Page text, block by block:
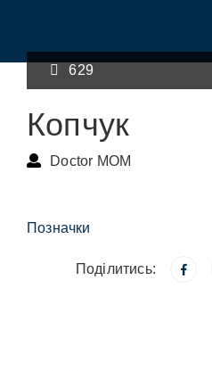
629
Копчук
Doctor MOM
Позначки
Поділитись: